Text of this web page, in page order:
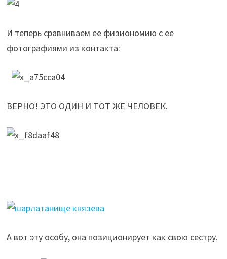
И теперь сравниваем ее физиономию с ее
фотографиями из контакта:
ВЕРНО! ЭТО ОДИН И ТОТ ЖЕ ЧЕЛОВЕК.
А вот эту особу, она позиционирует как свою сестру.